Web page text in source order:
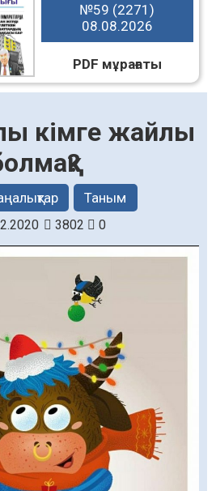
№59 (2271)
08.08.2026
PDF мұрағаты
кімге жайлы
Таным
3802 0